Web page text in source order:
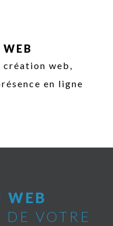
web,
en ligne
WEB
VOTRE